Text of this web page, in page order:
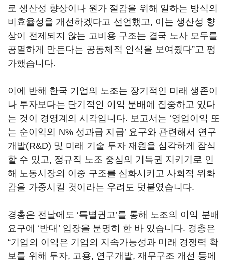
로 생산성 향상이나 원가 절감을 위해 일하는 방식의
비효율성을 개선하겠다고 선언했고, 이는 생산성 향
상이 전제되지 않는 고비용 구조는 결국 노사 모두를
공멸하게 만든다는 공동체적 인식을 보여줬다”고 평
가했습니다.
이에 반해 한국 기업의 노조는 장기적인 미래 생존이
나 투자보다는 단기적인 이익 분배에 집중하고 있다
는 것이 경영계의 시각입니다. 보고서는 ‘영업이익 또
는 순이익의 N% 성과급 지급’ 요구와 관련해서 연구
개발(R&D) 및 미래 기술 투자 재원을 심각하게 잠식
할 수 있고, 정규직 노조 중심의 기득권 지키기로 인
해 노동시장의 이중 구조를 심화시키고 사회적 위화
감을 가중시킬 것이라는 우려도 덧붙였습니다.
경총은 전날에도 ‘특별권고’를 통해 노조의 이익 분배
요구에 ‘반대 ’ 입장을 분명히 한 바 있습니다. 경총은
“기업의 이익은 기업의 지속가능성과 미래 경쟁력 확
보를 위해 투자, 고용, 연구개발, 재무구조 개선 등에